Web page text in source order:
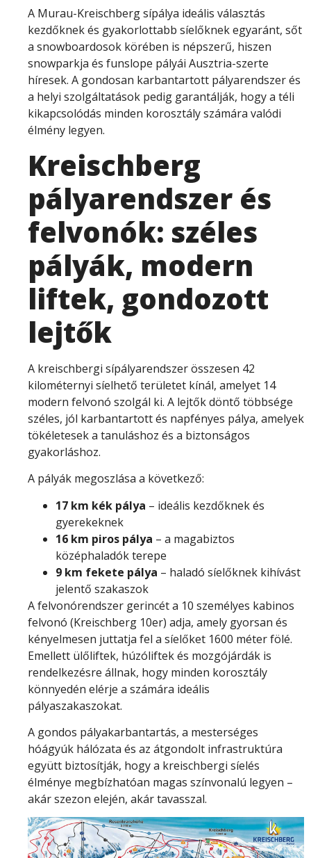
A Murau-Kreischberg sípálya ideális választás
kezdőknek és gyakorlottabb síelőknek egyaránt, sőt
a snowboardosok körében is népszerű, hiszen
snowparkja és funslope pályái Ausztria-szerte
híresek. A gondosan karbantartott pályarendszer és
a helyi szolgáltatások pedig garantálják, hogy a téli
kikapcsolódás minden korosztály számára valódi
élmény legyen.
Kreischberg
pályarendszer és
felvonók: széles
pályák, modern
liftek, gondozott
lejtők
A kreischbergi sípályarendszer összesen 42
kilométernyi síelhető területet kínál, amelyet 14
modern felvonó szolgál ki. A lejtők döntő többsége
széles, jól karbantartott és napfényes pálya, amelyek
tökéletesek a tanuláshoz és a biztonságos
gyakorláshoz.
A pályák megoszlása a következő:
17 km kék pálya – ideális kezdőknek és
gyerekeknek
16 km piros pálya – a magabiztos
középhaladók terepe
9 km fekete pálya – haladó síelőknek kihívást
jelentő szakaszok
A felvonórendszer gerincét a 10 személyes kabinos
felvonó (Kreischberg 10er) adja, amely gyorsan és
kényelmesen juttatja fel a síelőket 1600 méter fölé.
Emellett ülőliftek, húzóliftek és mozgójárdák is
rendelkezésre állnak, hogy minden korosztály
könnyedén elérje a számára ideális
pályaszakaszokat.
A gondos pályakarbantartás, a mesterséges
hóágyúk hálózata és az átgondolt infrastruktúra
együtt biztosítják, hogy a kreischbergi síelés
élménye megbízhatóan magas színvonalú legyen –
akár szezon elején, akár tavasszal.